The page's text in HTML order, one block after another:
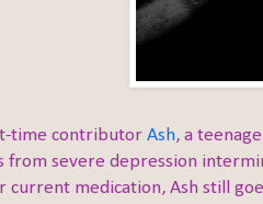
time contributor Ash, a
from severe depression
current medication, Ash still